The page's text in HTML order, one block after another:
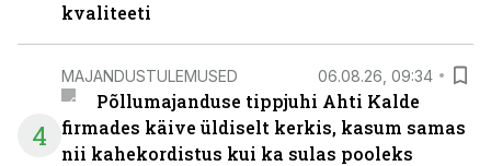
kvaliteeti
4
MAJANDUSTULEMUSED 06.08.26, 09:34
Põllumajanduse tippjuhi Ahti Kalde
firmades käive üldiselt kerkis, kasum samas
nii kahekordistus kui ka sulas pooleks